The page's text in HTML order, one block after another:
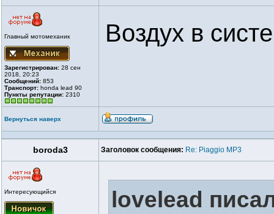
Главный мотомеханик
Зарегистрирован: 28 сен
2018, 20:23
Сообщений: 853
Транспорт: honda lead 90
Пункты репутации: 2310
Воздух в
Вернуться наверх
boroda3 Заголовок сообщения: Re: Piaggio MP3
Интересующийся lovelead